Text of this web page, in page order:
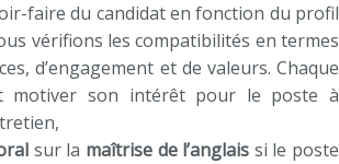
faire du candidat en fonction du profil
vérifions les compatibilités en termes
d’engagement et de valeurs. Chaque
motiver son intérêt pour le poste à
sur la maîtrise de l’anglais si le poste